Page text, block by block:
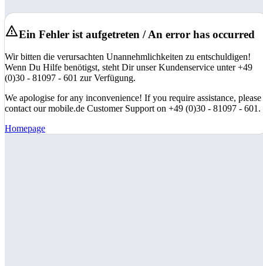
Ein Fehler ist aufgetreten / An error has occurred
Wir bitten die verursachten Unannehmlichkeiten zu entschuldigen!
Wenn Du Hilfe benötigst, steht Dir unser Kundenservice unter +49
(0)30 - 81097 - 601 zur Verfügung.
We apologise for any inconvenience! If you require assistance, please
contact our mobile.de Customer Support on +49 (0)30 - 81097 - 601.
Homepage